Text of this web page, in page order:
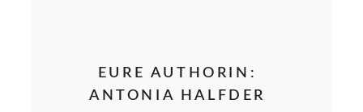
EURE AUTHORIN:
ANTONIA HALFDER